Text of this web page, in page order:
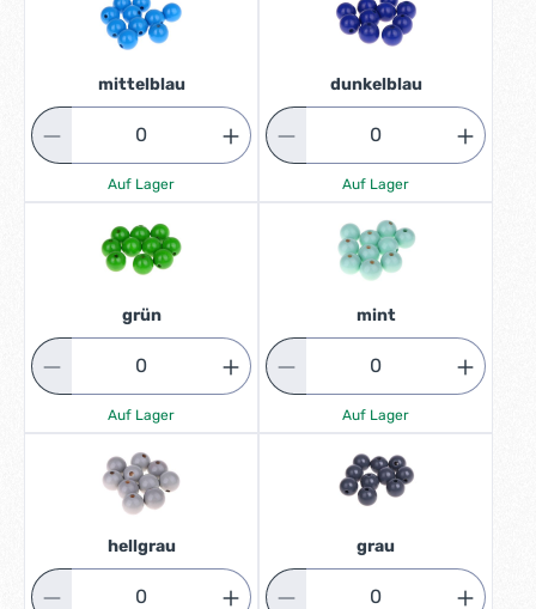
mittelblau
Auf Lager
dunkelblau
Auf Lager
grün
Auf Lager
mint
Auf Lager
hellgrau grau